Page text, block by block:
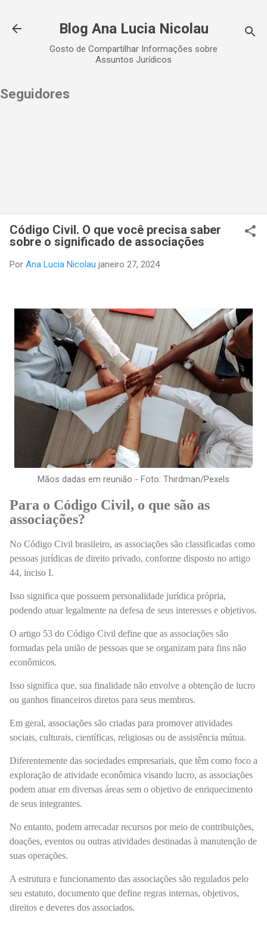
Blog Ana Lucia Nicolau
Gosto de Compartilhar Informações sobre
Assuntos Jurídicos
Seguidores
Código Civil. O que você precisa saber
sobre o significado de associações
Por Ana Lucia Nicolau janeiro 27, 2024
Mãos dadas em reunião - Foto: Thirdman/Pexels
Para o Código Civil, o que são as
associações?
No Código Civil brasileiro, as associações são classificadas como
pessoas jurídicas de direito privado, conforme disposto no artigo
44, inciso I.
Isso significa que possuem personalidade jurídica própria,
podendo atuar legalmente na defesa de seus interesses e objetivos.
O artigo 53 do Código Civil define que as associações são
formadas pela união de pessoas que se organizam para fins não
econômicos.
Isso significa que, sua finalidade não envolve a obtenção de lucro
ou ganhos financeiros diretos para seus membros.
Em geral, associações são criadas para promover atividades
sociais, culturais, científicas, religiosas ou de assistência mútua.
Diferentemente das sociedades empresariais, que têm como foco a
exploração de atividade econômica visando lucro, as associações
podem atuar em diversas áreas sem o objetivo de enriquecimento
de seus integrantes.
No entanto, podem arrecadar recursos por meio de contribuições,
doações, eventos ou outras atividades destinadas à manutenção de
suas operações.
A estrutura e funcionamento das associações são regulados pelo
seu estatuto, documento que define regras internas, objetivos,
direitos e deveres dos associados.